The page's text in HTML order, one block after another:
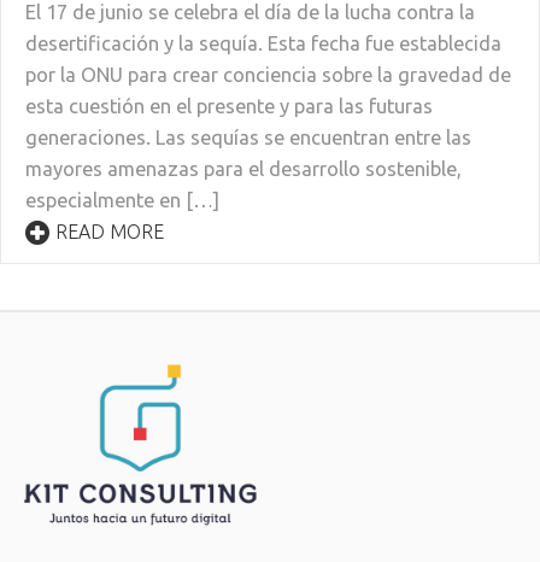
El 17 de junio se celebra el día de la lucha contra la
desertificación y la sequía. Esta fecha fue establecida
por la ONU para crear conciencia sobre la gravedad de
esta cuestión en el presente y para las futuras
generaciones. Las sequías se encuentran entre las
mayores amenazas para el desarrollo sostenible,
especialmente en […]
READ MORE